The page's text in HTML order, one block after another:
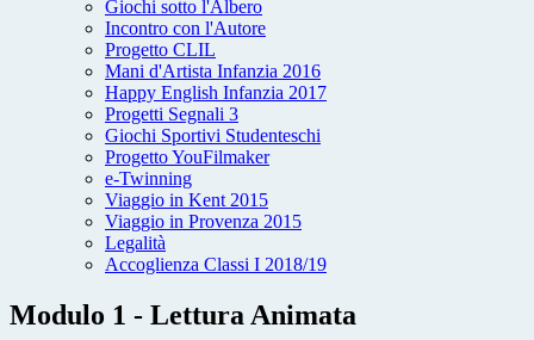
Giochi sotto l'Albero
Incontro con l'Autore
Progetto CLIL
Mani d'Artista Infanzia 2016
Happy English Infanzia 2017
Progetti Segnali 3
Giochi Sportivi Studenteschi
Progetto YouFilmaker
e-Twinning
Viaggio in Kent 2015
Viaggio in Provenza 2015
Legalità
Accoglienza Classi I 2018/19
Modulo 1 - Lettura Animata